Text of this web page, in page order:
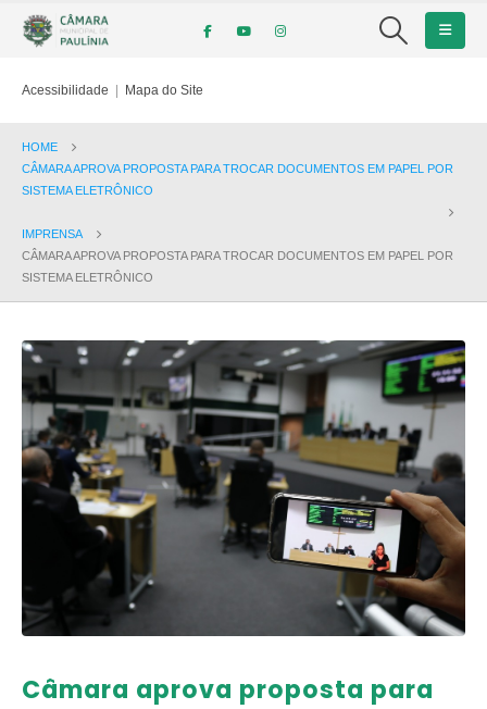
Acessibilidade | Mapa do Site
HOME
CÂMARA APROVA PROPOSTA PARA TROCAR DOCUMENTOS EM PAPEL POR
SISTEMA ELETRÔNICO
IMPRENSA
CÂMARA APROVA PROPOSTA PARA TROCAR DOCUMENTOS EM PAPEL POR
SISTEMA ELETRÔNICO
Câmara aprova proposta para